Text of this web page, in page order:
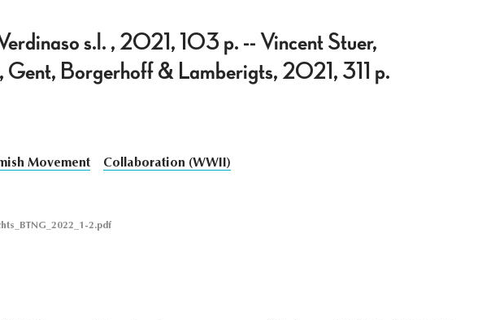
s.l. , 2021, 103 p. -- Vincent Stuer,
Gent, Borgerhoff & Lamberigts, 2021, 311 p.
Movement Collaboration (WWII)
2.pdf